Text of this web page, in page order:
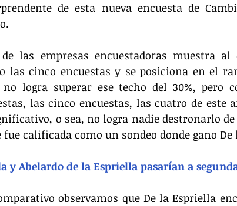
de esta nueva encuesta de
las empresas encuestadoras muestra al
las cinco encuestas y se posiciona en el
logra superar ese techo del 30%, pero
las cinco encuestas, las cuatro de este
o sea, no logra nadie destronarlo
fue calificada como un sondeo donde gano
y Abelardo de la Espriella pasarían a
observamos que De la Espriella